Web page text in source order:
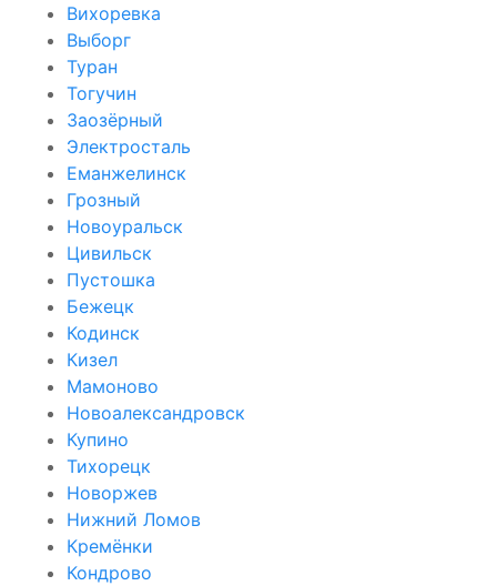
Вихоревка
Выборг
Туран
Тогучин
Заозёрный
Электросталь
Еманжелинск
Грозный
Новоуральск
Цивильск
Пустошка
Бежецк
Кодинск
Кизел
Мамоново
Новоалександровск
Купино
Тихорецк
Новоржев
Нижний Ломов
Кремёнки
Кондрово